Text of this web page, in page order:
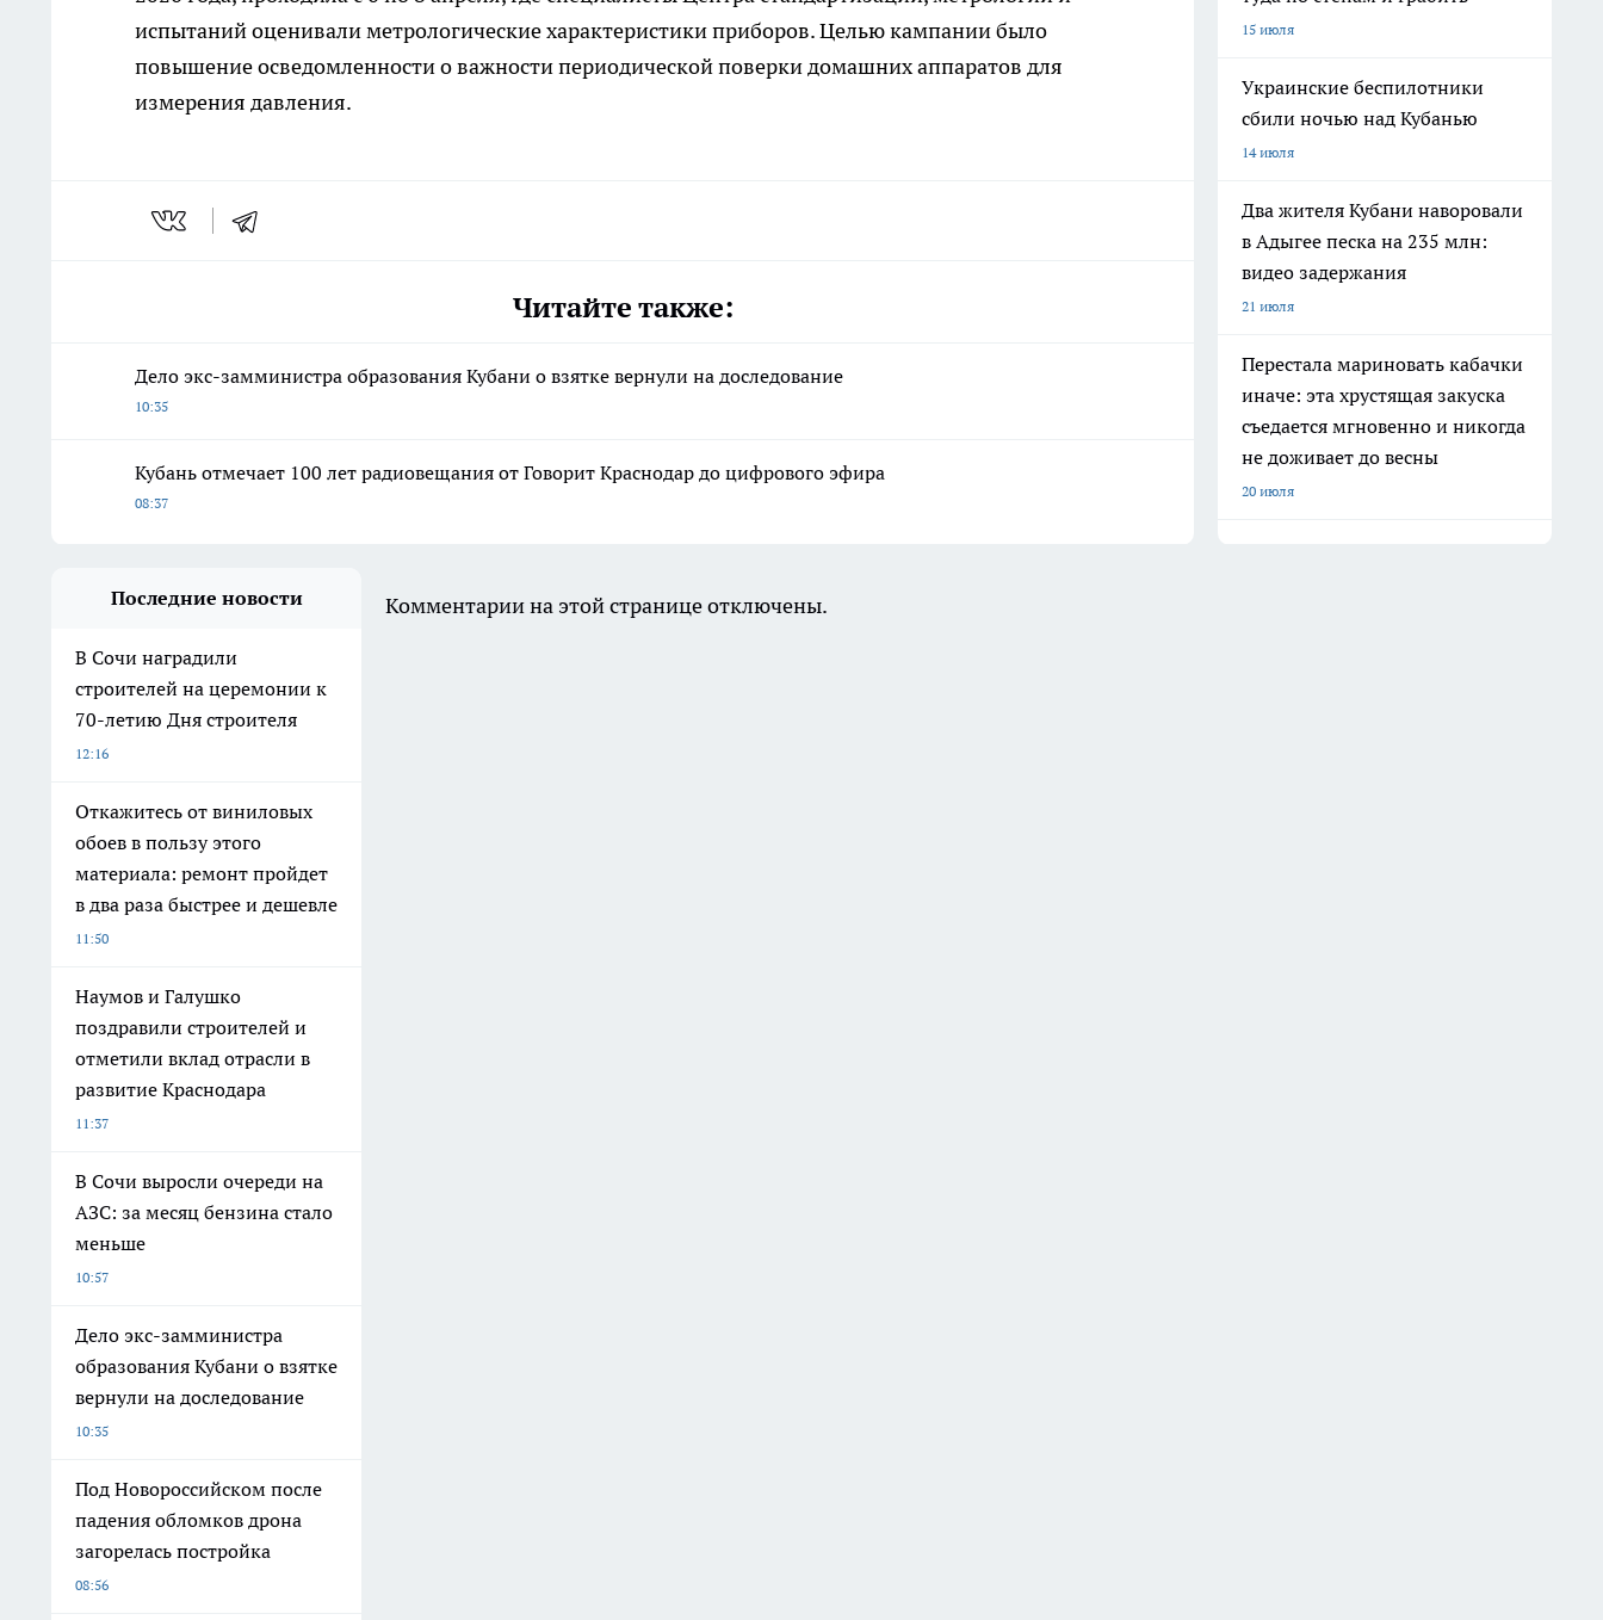
испытаний оценивали метрологические характеристики приборов. Целью кампании было
повышение осведомленности о важности периодической поверки домашних аппаратов для
измерения давления.
Читайте также:
Дело экс-замминистра образования Кубани о взятке вернули на доследование
10:35
Кубань отмечает 100 лет радиовещания от Говорит Краснодар до цифрового эфира
08:37
15 июля
Украинские беспилотники
сбили ночью над Кубанью
14 июля
Два жителя Кубани наворовали
в Адыгее песка на 235 млн:
видео задержания
21 июля
Перестала мариновать кабачки
иначе: эта хрустящая закуска
съедается мгновенно и никогда
не доживает до весны
20 июля
Последние новости
В Сочи наградили
строителей на церемонии к
70-летию Дня строителя
12:16
Откажитесь от виниловых
обоев в пользу этого
материала: ремонт пройдет
в два раза быстрее и дешевле
11:50
Наумов и Галушко
поздравили строителей и
отметили вклад отрасли в
развитие Краснодара
11:37
В Сочи выросли очереди на
АЗС: за месяц бензина стало
меньше
10:57
Дело экс-замминистра
образования Кубани о взятке
вернули на доследование
10:35
Под Новороссийском после
падения обломков дрона
загорелась постройка
08:56
Комментарии на этой странице отключены.